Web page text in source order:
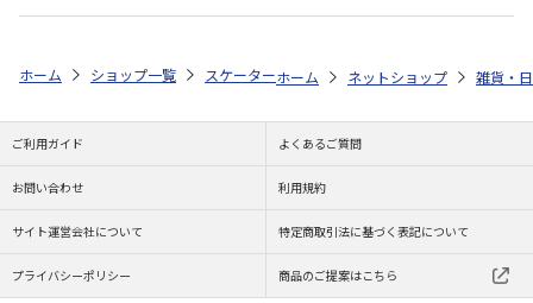
ホーム ショップ一覧 スケーター メラミン製マグコップ MONSTER
ホーム ネットショップ 雑貨・
ご利用ガイド よくあるご質問
お問い合わせ 利用規約
サイト運営会社について 特定商取引法に基づく表記について
プライバシーポリシー 商品のご提案はこちら